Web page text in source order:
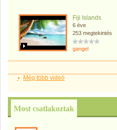
Fiji Islands
6 éve
253 megtekintés
gangel
Még több videó
Most csatlakoztak